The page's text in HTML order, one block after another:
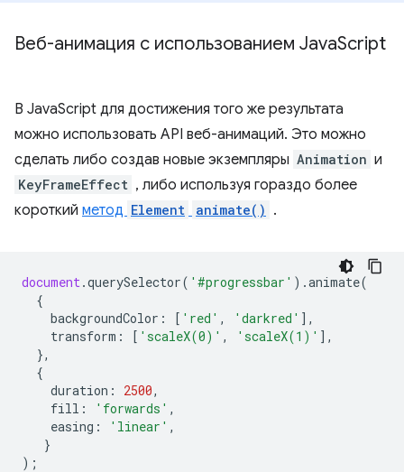
Веб-анимация с использованием JavaScript
В JavaScript для достижения того же результата
можно использовать API веб-анимаций. Это можно
сделать либо создав новые экземпляры Animation и
KeyFrameEffect , либо используя гораздо более
короткий метод Element animate() .
document.querySelector( '#progressbar' ).animate(
{
backgroundColor : [ 'red' , 'darkred' ],
transform : [ 'scaleX(0)' , 'scaleX(1)' ],
},
{
duration : 2500,
fill : 'forwards' ,
easing : 'linear' ,
}
);